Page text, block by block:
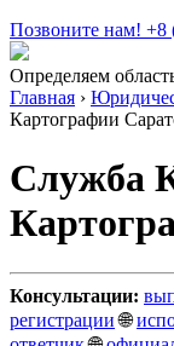
Позвоните нам! +8
Определяем
Главная ›
Картографии
Служба
Консультации:
регистрации🌐